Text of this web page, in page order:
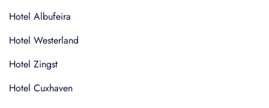
Hotel Albufeira
Hotel Westerland
Hotel Zingst
Hotel Cuxhaven